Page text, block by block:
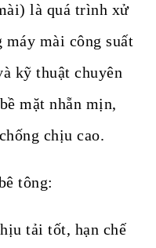
là quá trình xử
máy mài công suất
kỹ thuật chuyên
mặt nhẵn mịn,
chịu cao.
tông:
tải tốt, hạn chế